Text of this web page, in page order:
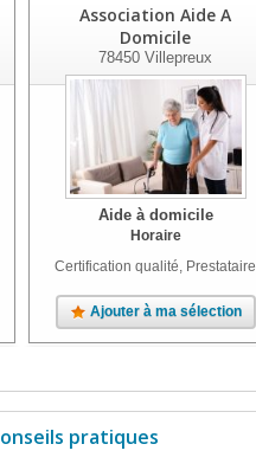
Association Aide A
Domicile
78450 Villepreux
Aide à domicile
Horaire
Certification qualité, Prestataire
Ajouter à ma sélection
pratiques